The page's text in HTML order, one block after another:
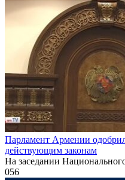
Парламент Армении
действующим законам
На заседании
056